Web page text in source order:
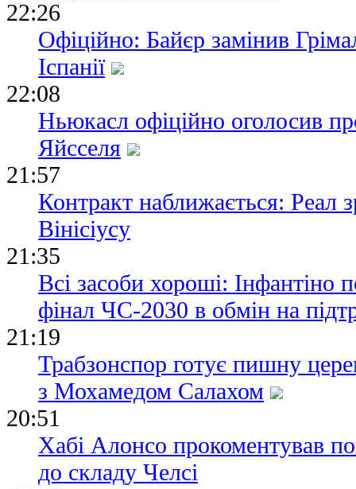
22:26
Офіційно: Байєр замінив
Іспанії
22:08
Ньюкасл офіційно оголосив
Яйсселя
21:57
Контракт наближається: Реал
Вінісіусу
21:35
Всі засоби хороші: Інфантіно
фінал ЧС-2030 в обмін на
21:19
Трабзонспор готує пишну
з Мохамедом Салахом
20:51
Хабі Алонсо прокоментував
до складу Челсі